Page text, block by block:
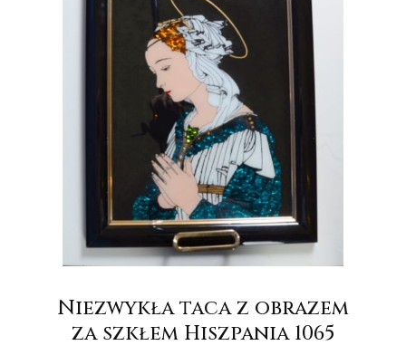
Niezwykła taca z obrazem
za szkłem Hiszpania 1065